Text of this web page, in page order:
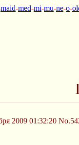
maid-med-mi-mu-ne-o-
2009 01:32:20